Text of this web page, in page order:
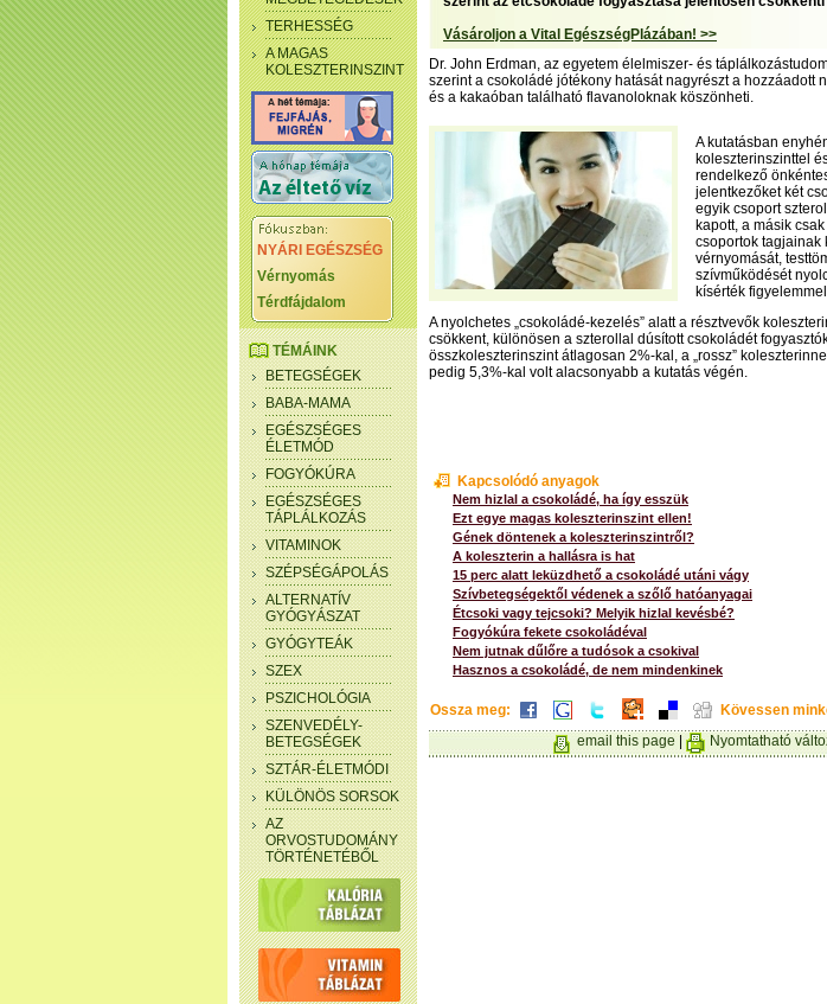
TERHESSÉG
A MAGAS
KOLESZTERINSZINT
NYÁRI EGÉSZSÉG
Vérnyomás
Térdfájdalom
TÉMÁINK
BETEGSÉGEK
BABA-MAMA
EGÉSZSÉGES
ÉLETMÓD
FOGYÓKÚRA
EGÉSZSÉGES
TÁPLÁLKOZÁS
VITAMINOK
SZÉPSÉGÁPOLÁS
ALTERNATÍV
GYÓGYÁSZAT
GYÓGYTEÁK
SZEX
PSZICHOLÓGIA
SZENVEDÉLY-
BETEGSÉGEK
SZTÁR-ÉLETMÓDI
KÜLÖNÖS SORSOK
AZ
ORVOSTUDOMÁNY
TÖRTÉNETÉBŐL
Vásároljon a Vital EgészségPlázában! >>
Dr. John Erdman, az egyetem élelmiszer- és
szerint a csokoládé jótékony hatását nagyrészt a hozzáadott
és a kakaóban található flavanoloknak köszönheti.
A kutatásban
koleszterinszinttel
rendelkező
jelentkezőket két
egyik csoport
kapott, a másik
csoportok tagjainak
vérnyomását,
szívműködését
kísérték
A nyolchetes „csokoládé-kezelés” alatt a résztvevők
csökkent, különösen a szterollal dúsított csokoládét
összkoleszterinszint átlagosan 2%-kal, a „rossz”
pedig 5,3%-kal volt alacsonyabb a kutatás végén.
Kapcsolódó anyagok
Nem hizlal a csokoládé, ha így esszük
Ezt egye magas koleszterinszint ellen!
Gének döntenek a koleszterinszintről?
A koleszterin a hallásra is hat
15 perc alatt leküzdhető a csokoládé utáni vágy
Szívbetegségektől védenek a szőlő hatóanyagai
Étcsoki vagy tejcsoki? Melyik hizlal kevésbé?
Fogyókúra fekete csokoládéval
Nem jutnak dűlőre a tudósok a csokival
Hasznos a csokoládé, de nem mindenkinek
Ossza meg:
Kövessen
email this page
Nyomtatható